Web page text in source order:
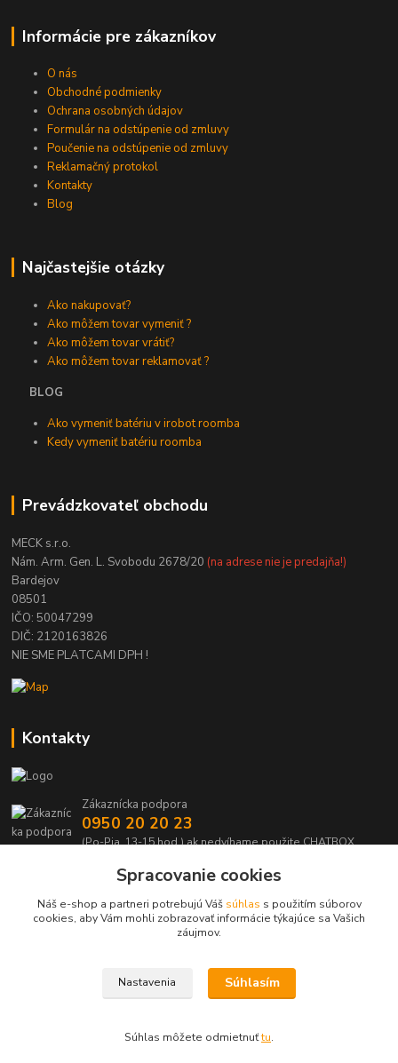
Informácie pre zákazníkov
O nás
Obchodné podmienky
Ochrana osobných údajov
Formulár na odstúpenie od zmluvy
Poučenie na odstúpenie od zmluvy
Reklamačný protokol
Kontakty
Blog
Najčastejšie otázky
Ako nakupovať?
Ako môžem tovar vymeniť ?
Ako môžem tovar vrátiť?
Ako môžem tovar reklamovať ?
BLOG
Ako vymeniť batériu v irobot roomba
Kedy vymeniť batériu roomba
Prevádzkovateľ obchodu
MECK s.r.o.
Nám. Arm. Gen. L. Svobodu 2678/20 (na adrese nie je predajňa!)
Bardejov
08501
IČO: 50047299
DIČ: 2120163826
NIE SME PLATCAMI DPH !
Kontakty
Zákaznícka podpora
0950 20 20 23
(Po-Pia, 13-15 hod.) ak nedvíhame použite CHATBOX
info@kabelmanie.sk
Upravit sběr cookies.
Spracovanie cookies
Náš e-shop a partneri potrebujú Váš súhlas s použitím súborov
cookies, aby Vám mohli zobrazovať informácie týkajúce sa Vašich
záujmov.
Nastavenia Súhlasím
Súhlas môžete odmietnuťtu.